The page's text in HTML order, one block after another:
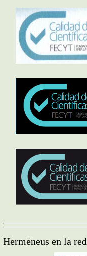
Hermēneus en la red